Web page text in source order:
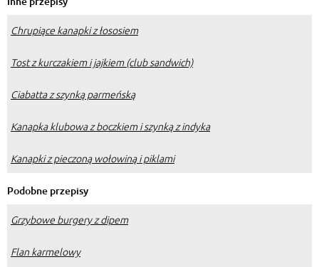
Chrupiące kanapki z łososiem
Tost z kurczakiem i jajkiem (club sandwich)
Ciabatta z szynką parmeńską
Kanapka klubowa z boczkiem i szynką z indyka
Kanapki z pieczoną wołowiną i piklami
Podobne przepisy
Grzybowe burgery z dipem
Flan karmelowy